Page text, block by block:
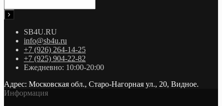
SB4U.RU
info@sb4u.ru
+7 (926) 264-14-25
+7 (925) 904-22-82
Ежедневно: 10:00-20:00
Адрес: Московская обл., Старо-Нагорная ул., 20, Видное.
Информация